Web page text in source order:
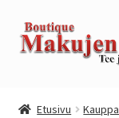
Siirry
navigointiin
Siirry
sisältöön
Etusivu Kauppa